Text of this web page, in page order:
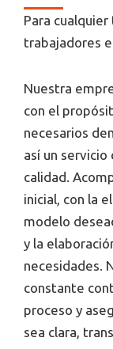
Para
trabajadores
Nuestra
con el
necesarios
así un servicio
calidad.
inicial, con la
modelo
y la
necesidades.
constante
proceso y
sea clara,